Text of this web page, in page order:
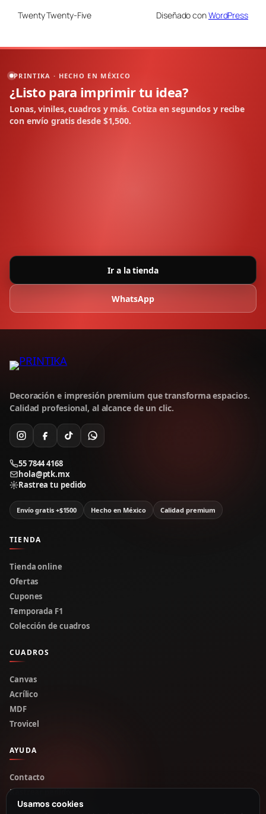
Usamos cookies
Twenty Twenty-Five Diseñado conWordPress
PRINTIKA · HECHO EN MÉXICO
¿Listo para imprimir tu idea?
Lonas, viniles, cuadros y más. Cotiza en segundos y recibe
con envío gratis desde $1,500.
Ir a la tienda
WhatsApp
Decoración e impresión premium que transforma espacios.
Calidad profesional, al alcance de un clic.
55 7844 4168
hola@ptk.mx
Rastrea tu pedido
Envío gratis +$1500 Hecho en México Calidad premium
TIENDA
Tienda online
Ofertas
Cupones
Temporada F1
Colección de cuadros
CUADROS
Canvas
Acrílico
MDF
Trovicel
AYUDA
Contacto
Rastrear pedido
Mi cuenta